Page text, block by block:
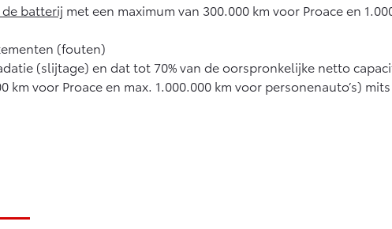
batterij met een maximum van 300.000 km voor Proace en
(fouten)
(slijtage) en dat tot 70% van de oorspronkelijke netto
km voor Proace en max. 1.000.000 km voor personenauto’s)